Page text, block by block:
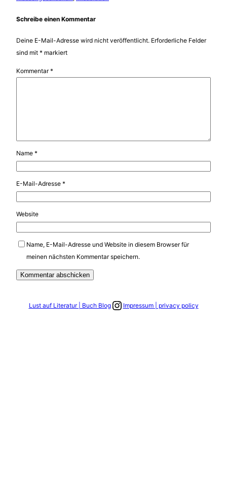
Schreibe einen Kommentar
Deine E-Mail-Adresse wird nicht veröffentlicht. Erforderliche Felder
sind mit * markiert
Kommentar*
Name *
E-Mail-Adresse *
Website
Name, E-Mail-Adresse und Website in diesem Browser für
meinen nächsten Kommentar speichern.
Lust auf Literatur | Buch BlogLink zum Instagram Account
Impressum | privacy policy